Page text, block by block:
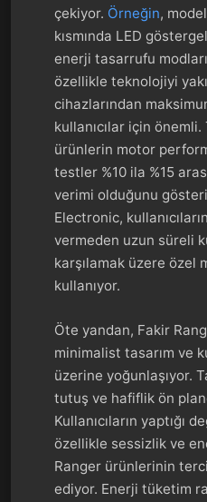
çekiyor. Örneğin,
kısmında LED
enerji tasarrufu
özellikle teknolojiyi
cihazlarından
kullanıcılar için
ürünlerin motor
testler %10 ila %15
verimi olduğunu
Electronic,
vermeden uzun süreli
karşılamak üzere özel
kullanıyor.
Öte yandan, Fakir
minimalist tasarım ve
üzerine yoğunlaşıyor.
tutuş ve hafiflik ön
Kullanıcıların yaptığı
özellikle sessizlik ve
Ranger ürünlerinin
ediyor. Enerji tüketim